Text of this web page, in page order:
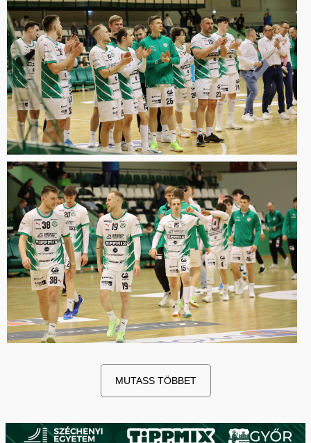
MUTASS TÖBBET